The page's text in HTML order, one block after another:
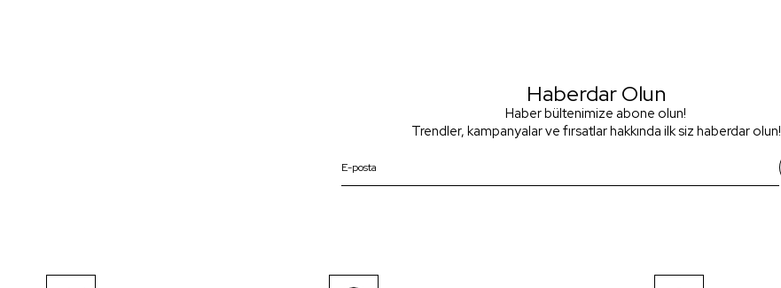
Haberdar Olun
Haber bültenimize abone olun!
Trendler, kampanyalar ve fırsatlar hakkında ilk siz haberdar olun!